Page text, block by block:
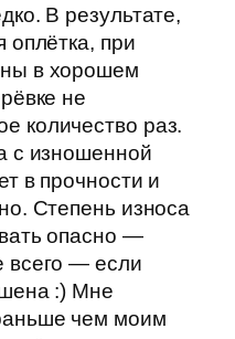
В результате,
оплётка, при
в хорошем
не
количество раз.
с изношенной
в прочности и
Степень износа
опасно —
всего — если
:) Мне
чем моим